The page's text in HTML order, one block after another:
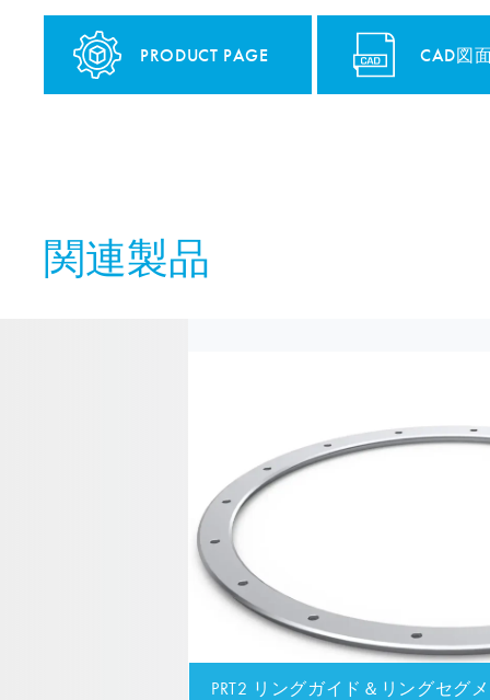
PRODUCT PAGE CAD図
関連製品
PRT2 リングガイド＆リングセグ